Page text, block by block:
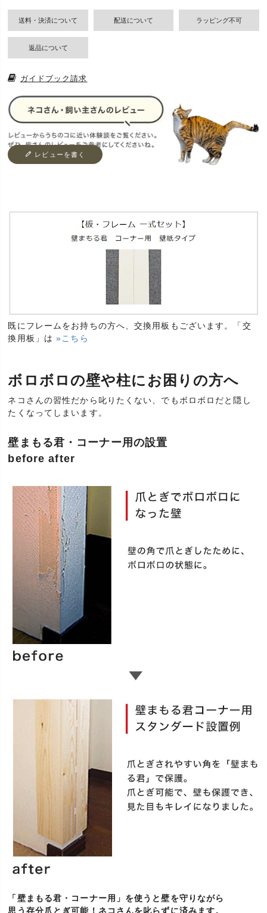
送料・決済について 配送について
返品について
ガイドブック請求
レビューを書く
既にフレームをお持ちの方へ、交換用板もございます。「交
換用板」は»こちら
ボロボロの壁や柱にお困りの方へ
ネコさんの習性だから叱りたくない、でもボロボロだと隠し
たくなってしまいます。
壁まもる君・コーナー用の設置
before after
「壁まもる君・コーナー用」を使うと壁を守りながら
思う存分爪とぎ可能！ネコさんを叱らずに済みます。